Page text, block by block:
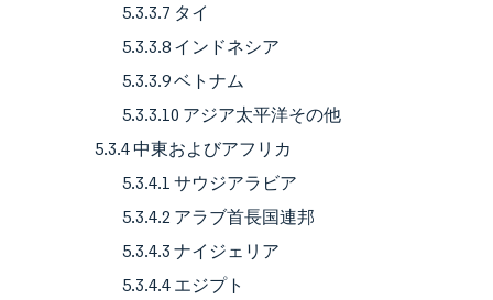
5.3.3.7 タイ
5.3.3.8 インドネシア
5.3.3.9 ベトナム
5.3.3.10 アジア太平洋その他
5.3.4 中東およびアフリカ
5.3.4.1 サウジアラビア
5.3.4.2 アラブ首長国連邦
5.3.4.3 ナイジェリア
5.3.4.4 エジプト